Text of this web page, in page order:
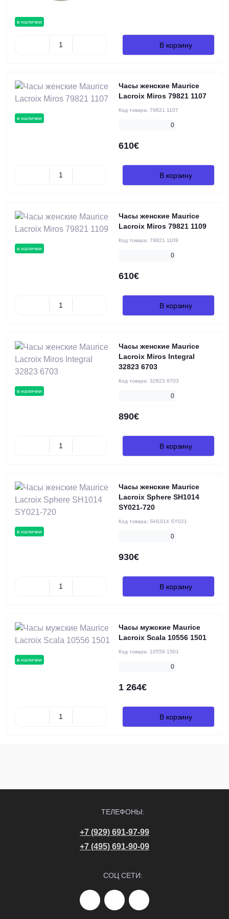
в наличии
В корзину
в наличии
Часы женские Maurice
Lacroix Miros 79821 1107
Код товара: 79821 1107
0
610€
В корзину
в наличии
Часы женские Maurice
Lacroix Miros 79821 1109
Код товара: 79821 1109
0
610€
В корзину
в наличии
Часы женские Maurice
Lacroix Miros Integral
32823 6703
Код товара: 32823 6703
0
890€
В корзину
в наличии
Часы женские Maurice
Lacroix Sphere SH1014
SY021-720
Код товара: SH1014 SY021
0
930€
В корзину
в наличии
Часы мужские Maurice
Lacroix Scala 10556 1501
Код товара: 10556 1501
0
1 264€
В корзину
ТЕЛЕФОНЫ:
+7 (929) 691-97-99
+7 (495) 691-90-09
СОЦ СЕТИ: